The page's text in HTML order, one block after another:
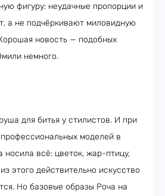
фигуру: неудачные пропорции и
а не подчёркивают миловидную
новость — подобных
немного.
для битья у стилистов. И при
моделей в
всё: цветок, жар-птицу,
этого действительно искусство
Но базовые образы Роча на